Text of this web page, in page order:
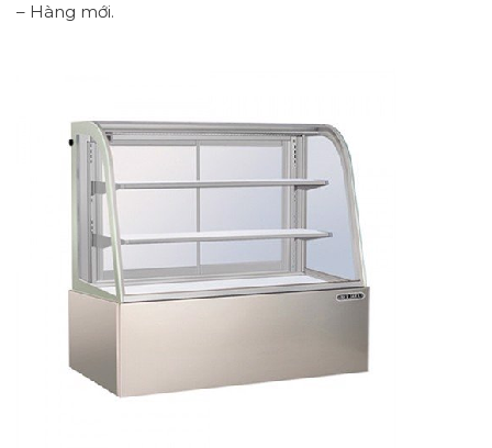
– Hàng mới.